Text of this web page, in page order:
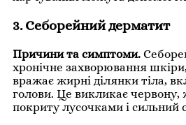
3. Себорейний дерматит
Причини та симптоми.
хронічне захворювання
вражає жирні ділянки тіла,
голови. Це викликає
покриту лусочками і сильний